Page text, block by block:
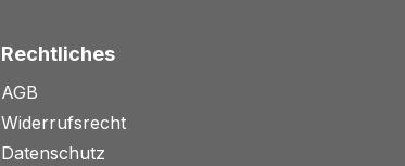
Rechtliches
AGB
Widerrufsrecht
Datenschutz